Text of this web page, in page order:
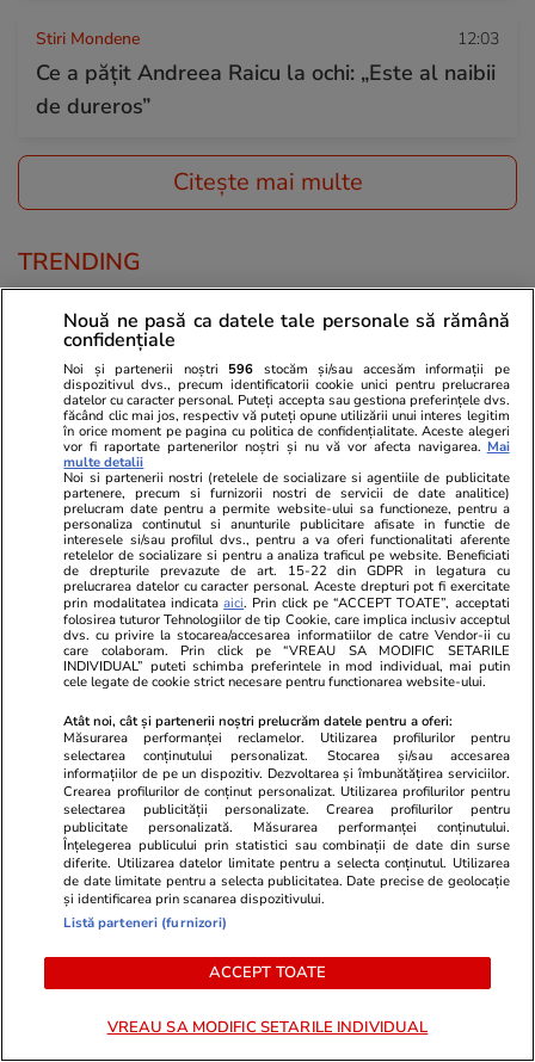
Stiri Mondene 12:03
Ce a pățit Andreea Raicu la ochi: „Este al naibii
de dureros”
Citește mai multe
TRENDING
Știri România 09:14
A doua dronă doborâtă în România, la 10 km
de Sfântu Gheorghe. Radu Miruță: A fost
distrusă la 12 minute de la intrarea în spațiul
aerian. MApN: A fost același pilot de F-16 ca
vineri
Știri România 24 iul.
Procurorii DNA ar fi găsit 500.000 de euro
cash acasă la directorul general al Uzinei
Mecanice Plopeni, precum și două ceasuri
Patek Philippe și Rolex
Horoscop 24 iul.
Horoscop Urania | Previziuni astrologice pentru
perioada 25 – 31 iulie 2026. Luna Plină în
Vărsător
Benzina și motorina s-au scumpit sâmbătă, 25
Iași, Cluj-Napoca, Timișoara și Constanța
Nouă ne pasă ca datele tale personale să rămână
confidențiale
Noi și partenerii noștri 596 stocăm și/sau accesăm informații pe
dispozitivul dvs., precum identificatorii cookie unici pentru prelucrarea
datelor cu caracter personal. Puteți accepta sau gestiona preferințele dvs.
făcând clic mai jos, respectiv vă puteți opune utilizării unui interes legitim
în orice moment pe pagina cu politica de confidențialitate. Aceste alegeri
vor fi raportate partenerilor noștri și nu vă vor afecta navigarea. Mai
multe detalii
Noi si partenerii nostri (retelele de socializare si agentiile de publicitate
partenere, precum si furnizorii nostri de servicii de date analitice)
prelucram date pentru a permite website-ului sa functioneze, pentru a
personaliza continutul si anunturile publicitare afisate in functie de
interesele si/sau profilul dvs., pentru a va oferi functionalitati aferente
retelelor de socializare si pentru a analiza traficul pe website. Beneficiati
de drepturile prevazute de art. 15-22 din GDPR in legatura cu
prelucrarea datelor cu caracter personal. Aceste drepturi pot fi exercitate
prin modalitatea indicataaici. Prin click pe “ACCEPT TOATE”, acceptati
folosirea tuturor Tehnologiilor de tip Cookie, care implica inclusiv acceptul
dvs. cu privire la stocarea/accesarea informatiilor de catre Vendor-ii cu
care colaboram. Prin click pe “VREAU SA MODIFIC SETARILE
INDIVIDUAL” puteti schimba preferintele in mod individual, mai putin
cele legate de cookie strict necesare pentru functionarea website-ului.
Atât noi, cât și partenerii noștri prelucrăm datele pentru a oferi:
Măsurarea performanței reclamelor. Utilizarea profilurilor pentru
selectarea conținutului personalizat. Stocarea și/sau accesarea
informațiilor de pe un dispozitiv. Dezvoltarea și îmbunătățirea serviciilor.
Crearea profilurilor de conținut personalizat. Utilizarea profilurilor pentru
selectarea publicității personalizate. Crearea profilurilor pentru
publicitate personalizată. Măsurarea performanței conținutului.
Înțelegerea publicului prin statistici sau combinații de date din surse
diferite. Utilizarea datelor limitate pentru a selecta conținutul. Utilizarea
de date limitate pentru a selecta publicitatea. Date precise de geolocație
și identificarea prin scanarea dispozitivului.
Listă parteneri (furnizori)
ACCEPT TOATE
VREAU SA MODIFIC SETARILE INDIVIDUAL